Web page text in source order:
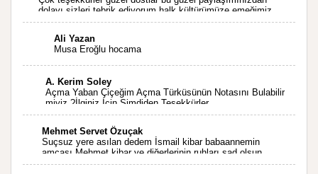
dolayı sizleri tebrik ediyorum halk kültürümüze emeğimiz
geçti ise ne mutlu bizlere sizlerin sayesinde türkülerimiz
Ali Yazan
Musa Eroğlu hocama
A. Kerim Soley
Açma Yaban Çiçeğim Açma Türküsünün Notasını Bulabilir
miyiz ?İlginiz İçin Şimdiden Teşekkürler.
Mehmet Servet Özuçak
Suçsuz yere asılan dedem İsmail kibar babaannemin
amcası Mehmet kibar ve diğerlerinin ruhları şad olsun.
Kahrolsun Cemal paşa